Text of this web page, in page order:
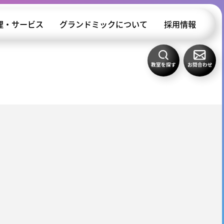
・サービス グランドミックについて 採用情報
教室を探す お問合わせ